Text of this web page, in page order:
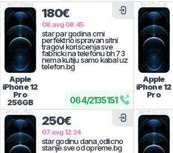
064/2135151
#qj11z9ldpd
Apple
iPhone 12
Pro
256GB
180€
08.avg 08:45
star par godina crni
perfektno ispravan sitni
tragovi koriscenja sve
fabricki na telefonu bh 73
nema kutiju samo kabal uz
telefon.bg
#jv575zryyk
Apple
iPhone 12
Pro
#t3pkrv15wv
250€
07.avg 12:24
star godinu dana,odlicno
stanje.sve od opreme.bg
#4hfh8h0vd2